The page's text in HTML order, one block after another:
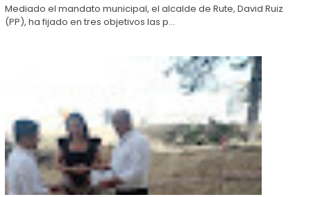
Mediado el mandato municipal, el alcalde de Rute, David Ruiz
(PP), ha fijado en tres objetivos las p...